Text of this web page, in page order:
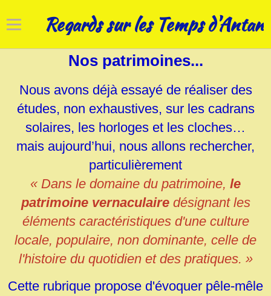
Regards sur les Temps d'Antan
Cadrans solaires
Horloges
Art campanaire
Réhabilitations
Nos patrimoines
Nos patrimoines...
Nous avons déjà essayé de réaliser des
études, non exhaustives, sur les cadrans
solaires, les horloges et les cloches…
mais aujourd’hui, nous allons rechercher,
particulièrement
« Dans le domaine du patrimoine, le
patrimoine vernaculaire désignant les
éléments caractéristiques d'une culture
locale, populaire, non dominante, celle de
l'histoire du quotidien et des pratiques. »
Cette rubrique propose d'évoquer pêle-mêle